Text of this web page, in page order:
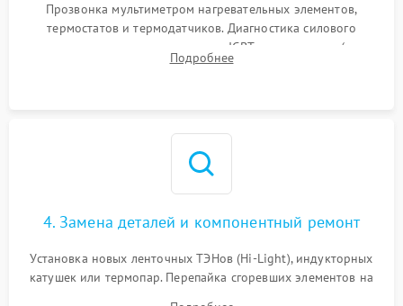
Прозвонка мультиметром нагревательных элементов,
термостатов и термодатчиков. Диагностика силового
модуля, реле, диодных мостов и IGBT-транзисторов (для
индукции). Проверка кранов и газ-контроля (для газовых
Подробнее
4. Замена деталей и компонентный ремонт
Установка новых ленточных ТЭНов (Hi-Light), индукторных
катушек или термопар. Перепайка сгоревших элементов на